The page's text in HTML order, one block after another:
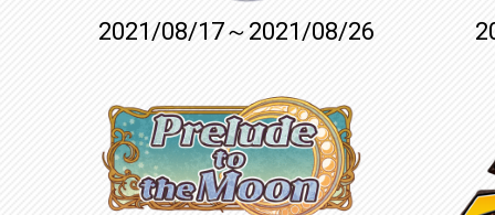
2021/08/17～2021/08/26